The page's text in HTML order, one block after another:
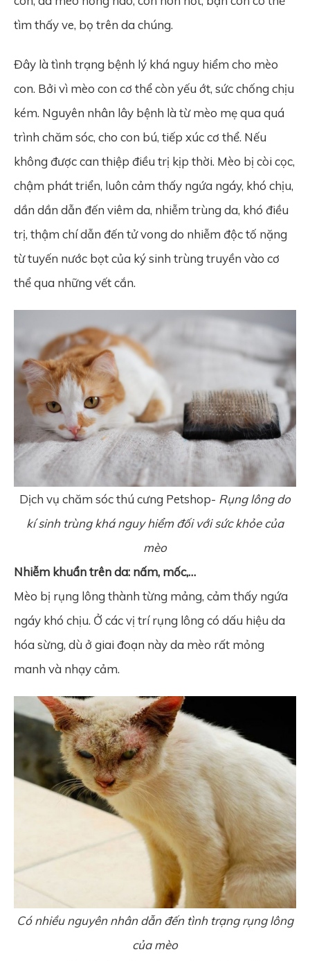
tìm thấy ve, bọ trên da chúng.
Đây là tình trạng bệnh lý khá nguy hiểm cho mèo
con. Bởi vì mèo con cơ thể còn yếu ớt, sức chống chịu
kém. Nguyên nhân lây bệnh là từ mèo mẹ qua quá
trình chăm sóc, cho con bú, tiếp xúc cơ thể. Nếu
không được can thiệp điều trị kịp thời. Mèo bị còi cọc,
chậm phát triển, luôn cảm thấy ngứa ngáy, khó chịu,
dần dần dẫn đến viêm da, nhiễm trùng da, khó điều
trị, thậm chí dẫn đến tử vong do nhiễm độc tố nặng
từ tuyến nước bọt của ký sinh trùng truyền vào cơ
thể qua những vết cắn.
Dịch vụ chăm sóc thú cưng Petshop- Rụng lông do
kí sinh trùng khá nguy hiểm đối với sức khỏe của
mèo
Nhiễm khuẩn trên da: nấm, mốc,…
Mèo bị rụng lông thành từng mảng, cảm thấy ngứa
ngáy khó chịu. Ở các vị trí rụng lông có dấu hiệu da
hóa sừng, dù ở giai đoạn này da mèo rất mỏng
manh và nhạy cảm.
Có nhiều nguyên nhân dẫn đến tình trạng rụng lông
của mèo